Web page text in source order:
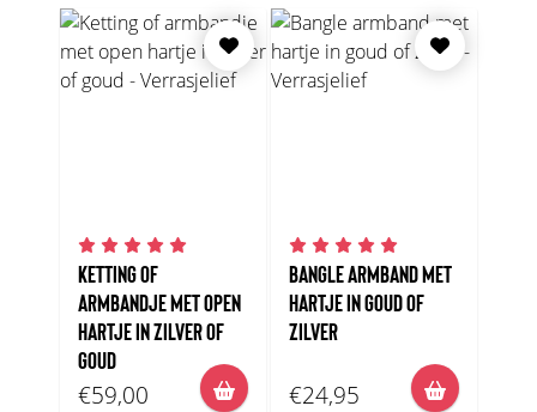
KETTING OF
ARMBANDJE MET OPEN
HARTJE IN ZILVER OF
GOUD
€59,00
BANGLE ARMBAND MET
HARTJE IN GOUD OF
ZILVER
€24,95